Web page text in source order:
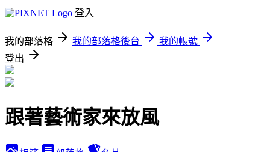
登入
我的部落格 我的部落格後台
我的帳號
登出
跟著藝術家來放風